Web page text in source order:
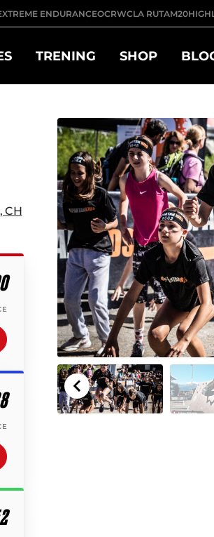
ENDURANCEOCRWCLA RUTAM20
TRENING SHOP
,CH